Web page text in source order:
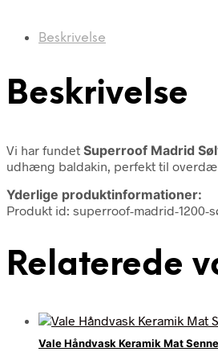
Beskrivelse
Beskrivelse
Vi har fundet Superroof Madrid
udhæng baldakin, perfekt til
Yderlige produktinformationer:
Produkt id: superroof-madrid-1200-
Relaterede
Vale Håndvask Keramik Mat